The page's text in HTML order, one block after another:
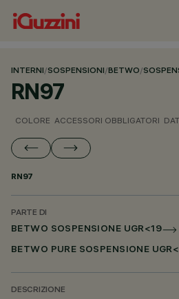
INTERNI/SOSPENSIONI/BETWO/
RN97
COLORE ACCESSORI OBBLIGATORI
RN97
PARTE DI
BETWO SOSPENSIONE UGR<19
BETWO PURE SOSPENSIONE
DESCRIZIONE